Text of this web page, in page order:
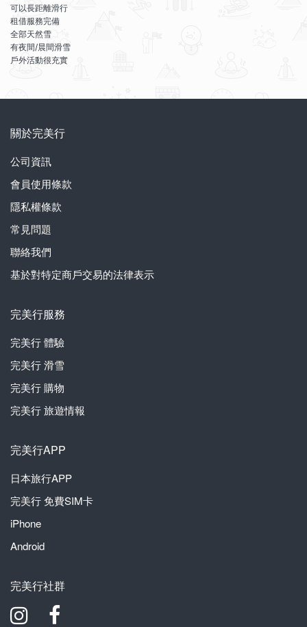
可以長距離滑行
租借服務完備
全部天然雪
有夜間/晨間滑雪
戶外活動很充實
關於完美行
公司資訊
會員使用條款
隱私權條款
常見問題
聯絡我們
基於對特定商戶交易的法律表示
完美行服務
完美行體驗
完美行滑雪
完美行購物
完美行旅遊情報
完美行APP
日本旅行APP
完美行免費SIM卡
iPhone
Android
完美行社群